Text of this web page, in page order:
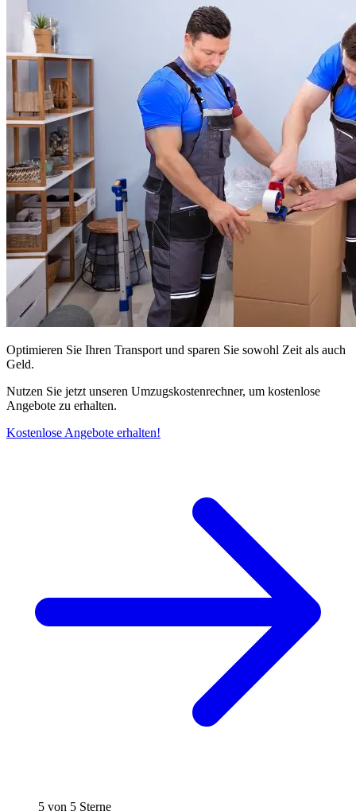
Optimieren Sie Ihren Transport und sparen Sie sowohl Zeit als auch
Geld.
Nutzen Sie jetzt unseren Umzugskostenrechner, um kostenlose
Angebote zu erhalten.
Kostenlose Angebote erhalten!
5 von 5 Sterne